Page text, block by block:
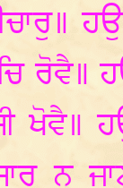
ਰੋਵੈ॥
ਖੋਵੈ॥
ਨ